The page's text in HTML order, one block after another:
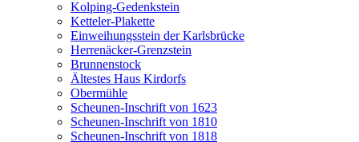
Kolping-Gedenkstein
Ketteler-Plakette
Einweihungsstein der Karlsbrücke
Herrenäcker-Grenzstein
Brunnenstock
Ältestes Haus Kirdorfs
Obermühle
Scheunen-Inschrift von 1623
Scheunen-Inschrift von 1810
Scheunen-Inschrift von 1818